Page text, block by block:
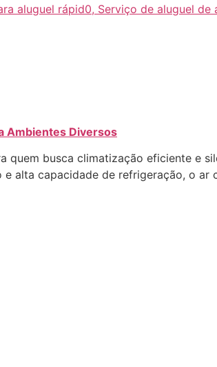
aluguel rápid0, Serviço de aluguel
Ambientes Diversos
quem busca climatização eficiente e
alta capacidade de refrigeração, o